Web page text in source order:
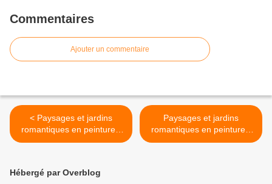
Commentaires
Ajouter un commentaire
< Paysages et jardins
romantiques en peinture -
Barbara Rosbe Felisky
Paysages et jardins
romantiques en peinture -
Barbara Rosbe Felisky >
Hébergé par Overblog